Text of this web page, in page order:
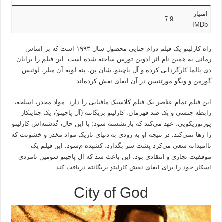
امتیاز
IMDb
7.9
راه کارلیتو یک فیلم درام جنایی محصول سال ۱۹۹۳ است که بر اساس
رمانی به همین نام اثر ادوین تورس ساخته شده است. این فیلم را برایان
دی پالما کارگردانی کرده و آل پاچینو، شان پن، پنه لوپه آن میلر، لوئیس
گوزمن و ویگو مورتنسن در آن ایفای نقش کرده‌اند.
این فیلم تمام عناصر یک فیلم کلاسیک مافیایی را دارد: مواد مخدر، اسلحه،
رابطه جنسی و یک ضد قهرمان. کارلیتو بریگانته (آل پاچینو)، یک جنایتکار
پورتوریکویی، عهد می‌کند که بازنشسته شود؛ با این حال، گذشته‌اش کارلیتو
را رها نمی‌کند. در نتیجه او به زودی به دنیای تاریک مواد مخدر و خشونت که
ناامیدانه سعی می‌کرد پشت سر بگذارد، کشیده م‌شود. این فیلم یک
موفقیت تجاری و انتقادی بود. این باعث شد که آل پاچینو سومین نامزدی
اسکار خود را برای ایفای نقش کارلیتو بریگانته دریافت کند.
City of God